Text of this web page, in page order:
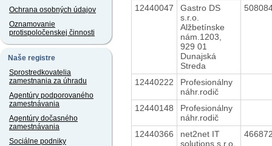
Ochrana osobných údajov
Oznamovanie
protispoločenskej činnosti
Naše registre
Sprostredkovatelia
zamestnania za úhradu
Agentúry podporovaného
zamestnávania
Agentúry dočasného
zamestnávania
Sociálne podniky
12440047
Gastro DS
s.r.o.
Alžbetínske
nám.1203,
929 01
Dunajská
Streda
12440222
Profesionálny
náhr.rodič
12440148
Profesionálny
náhr.rodič
12440366
net2net IT
solutions s.r.o.